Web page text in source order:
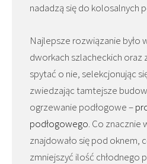
nadadzą się do kolosalnych
Najlepsze rozwiązanie było
dworkach szlacheckich oraz
spytać o nie, selekcjonując
zwiedzając tamtejsze
ogrzewanie podłogowe –
podłogowego. Co znacznie
znajdowało się pod oknem,
zmniejszyć ilość chłodnego